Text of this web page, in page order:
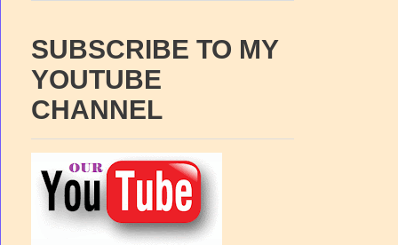
SUBSCRIBE TO MY
YOUTUBE
CHANNEL